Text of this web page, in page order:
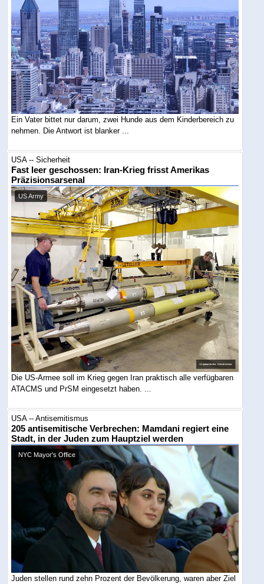
Ein Vater bittet nur darum, zwei Hunde aus dem Kinderbereich zu
nehmen. Die Antwort ist blanker ...
USA -- Sicherheit
Fast leer geschossen: Iran-Krieg frisst Amerikas
Präzisionsarsenal
US Army
Die US-Armee soll im Krieg gegen Iran praktisch alle verfügbaren
ATACMS und PrSM eingesetzt haben. ...
USA -- Antisemitismus
205 antisemitische Verbrechen: Mamdani regiert eine
Stadt, in der Juden zum Hauptziel werden
NYC Mayor's Office
Juden stellen rund zehn Prozent der Bevölkerung, waren aber Ziel